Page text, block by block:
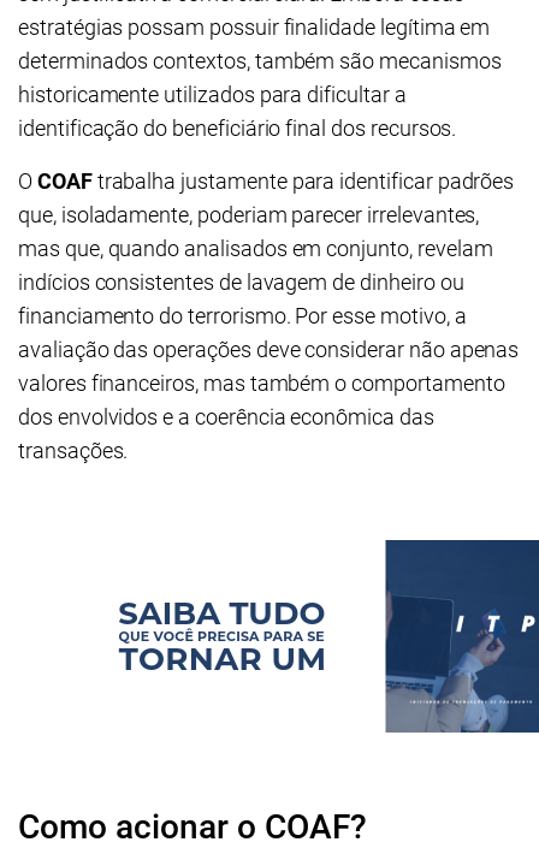
estratégias possam possuir finalidade legítima em
determinados contextos, também são mecanismos
historicamente utilizados para dificultar a
identificação do beneficiário final dos recursos.
O COAFtrabalha justamente para identificar padrões
que, isoladamente, poderiam parecer irrelevantes,
mas que, quando analisados em conjunto, revelam
indícios consistentes de lavagem de dinheiro ou
financiamento do terrorismo. Por esse motivo, a
avaliação das operações deve considerar não apenas
valores financeiros, mas também o comportamento
dos envolvidos e a coerência econômica das
transações.
Como acionar o COAF?